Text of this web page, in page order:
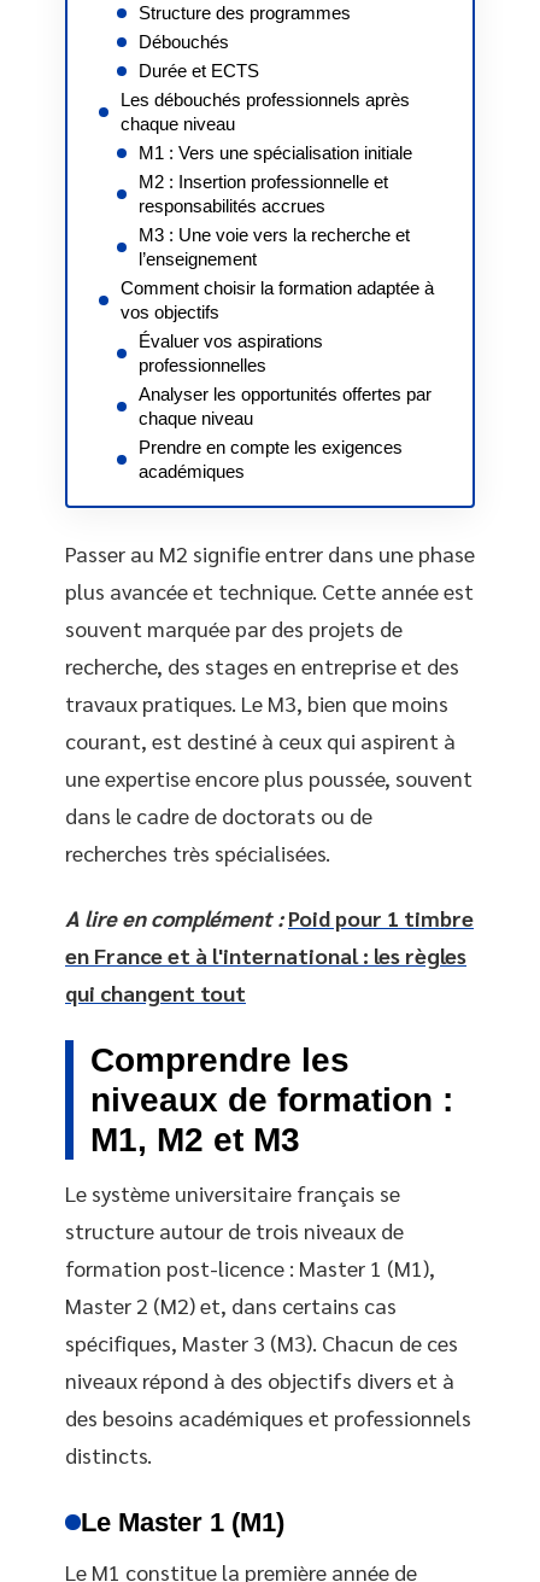
Structure des programmes
Débouchés
Durée et ECTS
Les débouchés professionnels après
chaque niveau
M1 : Vers une spécialisation initiale
M2 : Insertion professionnelle et
responsabilités accrues
M3 : Une voie vers la recherche et
l’enseignement
Comment choisir la formation adaptée à
vos objectifs
Évaluer vos aspirations
professionnelles
Analyser les opportunités offertes par
chaque niveau
Prendre en compte les exigences
académiques
Passer au M2 signifie entrer dans une phase
plus avancée et technique. Cette année est
souvent marquée par des projets de
recherche, des stages en entreprise et des
travaux pratiques. Le M3, bien que moins
courant, est destiné à ceux qui aspirent à
une expertise encore plus poussée, souvent
dans le cadre de doctorats ou de
recherches très spécialisées.
A lire en complément : Poid pour 1 timbre
en France et à l'international : les règles
qui changent tout
Comprendre les
niveaux de formation :
M1, M2 et M3
Le système universitaire français se
structure autour de trois niveaux de
formation post-licence : Master 1 (M1),
Master 2 (M2) et, dans certains cas
spécifiques, Master 3 (M3). Chacun de ces
niveaux répond à des objectifs divers et à
des besoins académiques et professionnels
distincts.
Le Master 1 (M1)
Le M1 constitue la première année de